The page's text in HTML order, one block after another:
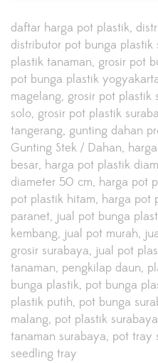
daftar harga pot plastik
distributor pot bunga plastik
plastik tanaman grosir pot
pot bunga plastik
magelang grosir pot plastik
solo grosir pot plastik
tangerang gunting dahan
Gunting Stek / Dahan
besar harga pot plastik
diameter 50 cm harga pot
pot plastik hitam harga pot
paranet jual pot bunga
kembang jual pot murah
grosir surabaya jual pot
tanaman pengkilap daun
bunga plastik pot bunga
plastik putih pot bunga
malang pot plastik surabaya
tanaman surabaya pot tray
seedling tray